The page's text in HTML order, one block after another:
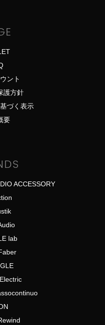
ント
護方針
づく表示
要
ACCESSORY
lab